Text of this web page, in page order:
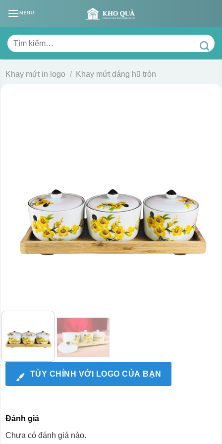
MENU
Tìm
kiếm:
Khay mứt in logo / Khay mứt dáng hũ tròn
TÙY CHỈNH VỚI LOGO CỦA BẠN
Đánh giá
Chưa có đánh giá nào.